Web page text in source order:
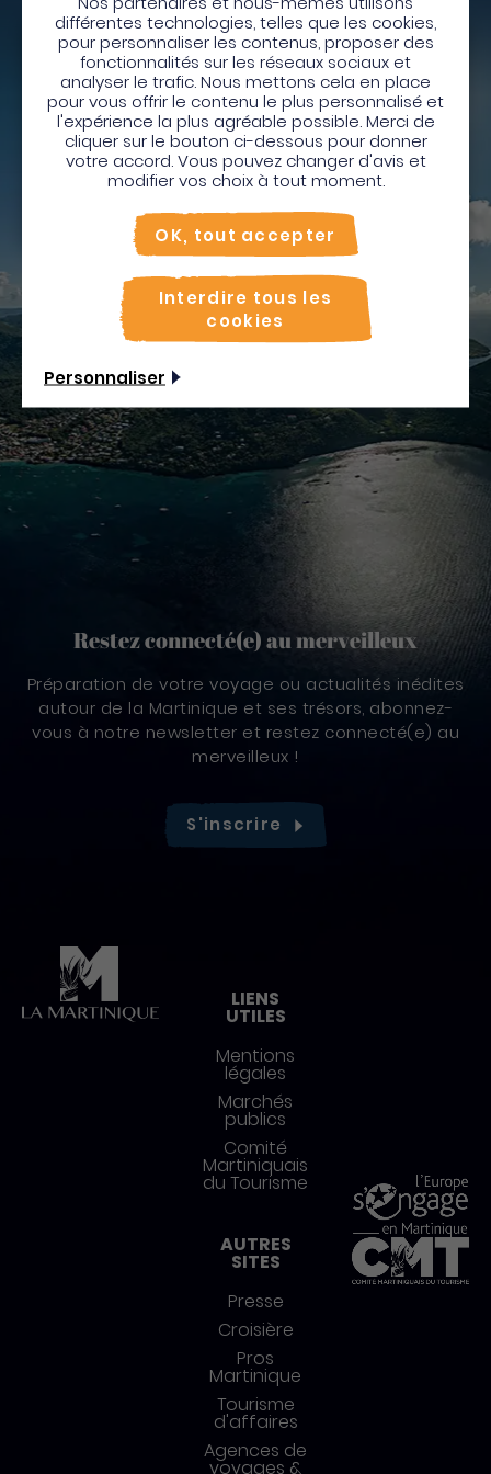
Depuis
Rechercher
Restez connecté(e) au merveilleux
Préparation de votre voyage ou actualités inédites
autour de la Martinique et ses trésors, abonnez-
vous à notre newsletter et restez connecté(e) au
merveilleux !
S'inscrire
LIENS
UTILES
Mentions
légales
Marchés
publics
Comité
Martiniquais
du Tourisme
AUTRES
SITES
Presse
Croisière
Pros
Martinique
Tourisme
d'affaires
Agences de
voyages &
Bienvenue en Martinique
Pour profiter de votre séjour et trouver des
activités en quelques clics, activez le mode “sur
place”.
Utiliser le mode surplace
différentes technologies, telles que les cookies,
pour personnaliser les contenus, proposer des
fonctionnalités sur les réseaux sociaux et
analyser le trafic. Nous mettons cela en place
pour vous offrir le contenu le plus personnalisé et
l'expérience la plus agréable possible. Merci de
cliquer sur le bouton ci-dessous pour donner
votre accord. Vous pouvez changer d'avis et
modifier vos choix à tout moment.
OK, tout accepter
Interdire tous les
cookies
Personnaliser